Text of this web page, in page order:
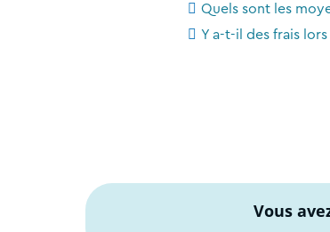
Quels sont les
Y a-t-il des frais
Vous